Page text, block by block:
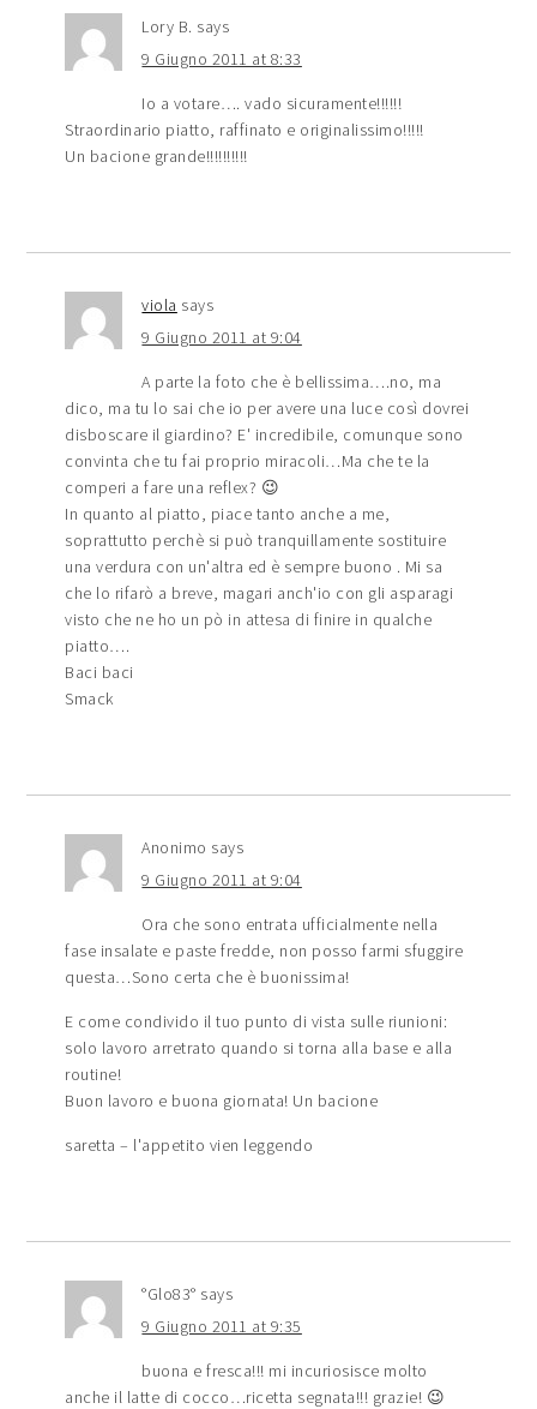
Lory B. says
9 Giugno 2011 at 8:33
Io a votare…. vado sicuramente!!!!!!
Straordinario piatto, raffinato e originalissimo!!!!!
Un bacione grande!!!!!!!!!!
viola says
9 Giugno 2011 at 9:04
A parte la foto che è bellissima….no, ma
dico, ma tu lo sai che io per avere una luce così dovrei
disboscare il giardino? E' incredibile, comunque sono
convinta che tu fai proprio miracoli…Ma che te la
comperi a fare una reflex? 😉
In quanto al piatto, piace tanto anche a me,
soprattutto perchè si può tranquillamente sostituire
una verdura con un'altra ed è sempre buono . Mi sa
che lo rifarò a breve, magari anch'io con gli asparagi
visto che ne ho un pò in attesa di finire in qualche
piatto….
Baci baci
Smack
Anonimo says
9 Giugno 2011 at 9:04
Ora che sono entrata ufficialmente nella
fase insalate e paste fredde, non posso farmi sfuggire
questa…Sono certa che è buonissima!
E come condivido il tuo punto di vista sulle riunioni:
solo lavoro arretrato quando si torna alla base e alla
routine!
Buon lavoro e buona giornata! Un bacione
saretta – l'appetito vien leggendo
°Glo83° says
9 Giugno 2011 at 9:35
buona e fresca!!! mi incuriosisce molto
anche il latte di cocco…ricetta segnata!!! grazie! 😉